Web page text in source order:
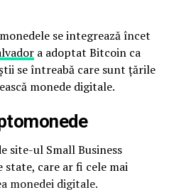
se integrează încet
a adoptat Bitcoin ca
se întreabă care sunt țările
monede digitale.
site-ul Small Business
care ar fi cele mai
monedei digitale.